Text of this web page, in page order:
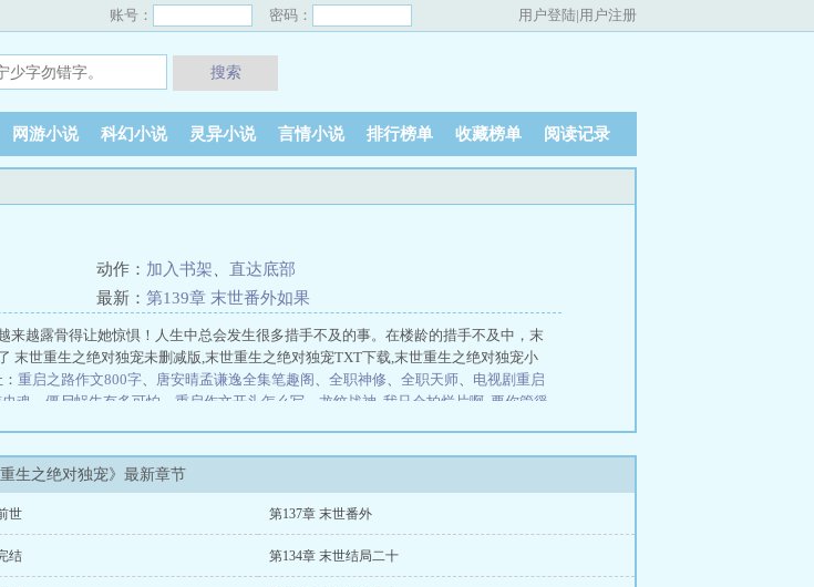
账号： 密码： 用户登陆|用户注册
搜索
网游小说 科幻小说 灵异小说 言情小说 排行榜单 收藏榜单 阅读记录
动作： 加入书架
直达底部
最新： 第139章 末世番外如果
来越露骨得让她惊惧！人生中总会发生很多措手不及的事。在楼龄的措手不及中，末
末世重生之绝对独宠未删减版,末世重生之绝对独宠TXT下载,末世重生之绝对独宠小
重启之路作文800字、 唐安晴孟谦逸全集笔趣阁、 全职神修、 全职天师、 电视剧重启
魂 僵尸蜗牛有多可怕 重启作文开头怎么写 龙纹战神 我只会拍烂片啊 要你管徭
穿未]星际宠婚 楚北川楚黑龙
、
重生之绝对独宠》最新章节
世 第137章 末世番外
结 第134章 末世结局二十